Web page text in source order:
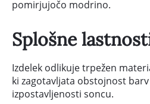
pomirjujočo modrino.
Splošne
Izdelek odlikuje trpežen
ki zagotavljata obstojnost
izpostavljenosti soncu.